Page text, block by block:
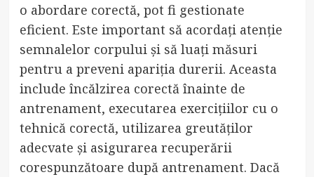
o abordare corectă, pot fi gestionate
eficient. Este important să acordați atenție
semnalelor corpului și să luați măsuri
pentru a preveni apariția durerii. Aceasta
include încălzirea corectă înainte de
antrenament, executarea exercițiilor cu o
tehnică corectă, utilizarea greutăților
adecvate și asigurarea recuperării
corespunzătoare după antrenament. Dacă